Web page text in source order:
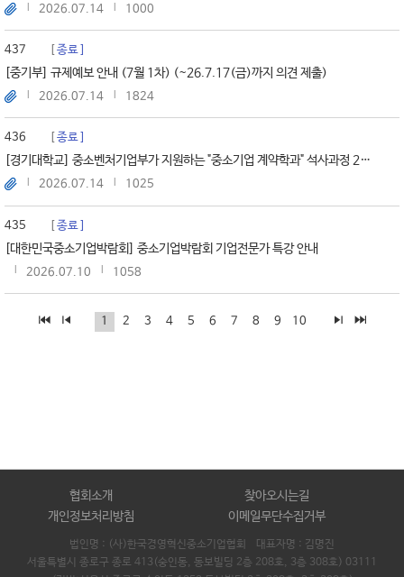
2026.07.14 1000
437 종료
[중기부] 규제예보 안내 (7월 1차) (~26.7.17(금)까지 의견 제출)
2026.07.14 1824
436 종료
[경기대학교] 중소벤처기업부가 지원하는 "중소기업 계약학과" 석사과정 2026-2학기 신입생 모집 안내(기한: ~26.8....
2026.07.14 1025
435 종료
[대한민국중소기업박람회] 중소기업박람회 기업전문가 특강 안내
2026.07.10 1058
1 2 3 4 5 6 7 8 9 10
협회소개
찾아오시는길
개인정보처리방침
이메일무단수집거부
법인명 : (사)한국경영혁신중소기업협회 대표자명 : 김명진
서울특별시 종로구 종로 413(숭인동, 동보빌딩 2층 208호, 3층 308호) 03111